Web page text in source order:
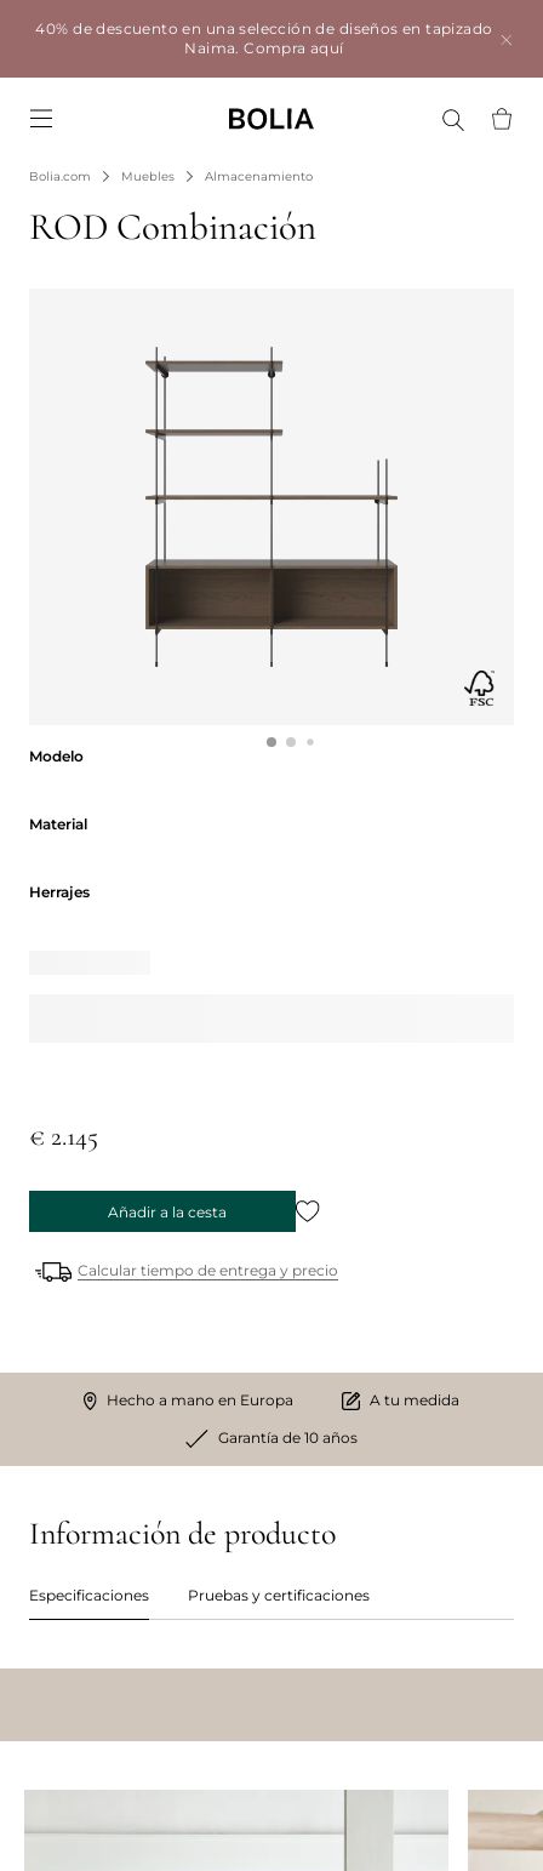
40% de descuento en una selección de diseños en tapizado
Naima.Compra aquí
Bolia.com Muebles Almacenamiento
ROD Combinación
Modelo
Material
Herrajes
€ 2.145
Añadir a la cesta
Calcular tiempo de entrega y precio
Hecho a mano en Europa A tu medida
Garantía de 10 años
Información de producto
Especificaciones Pruebas y certificaciones